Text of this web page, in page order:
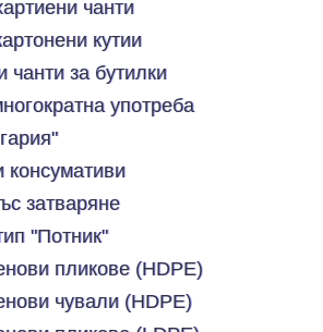
чанти
кутии
чанти за бутилки
употреба
консумативи
затваряне
"Потник"
пликове (HDPE)
чували (HDPE)